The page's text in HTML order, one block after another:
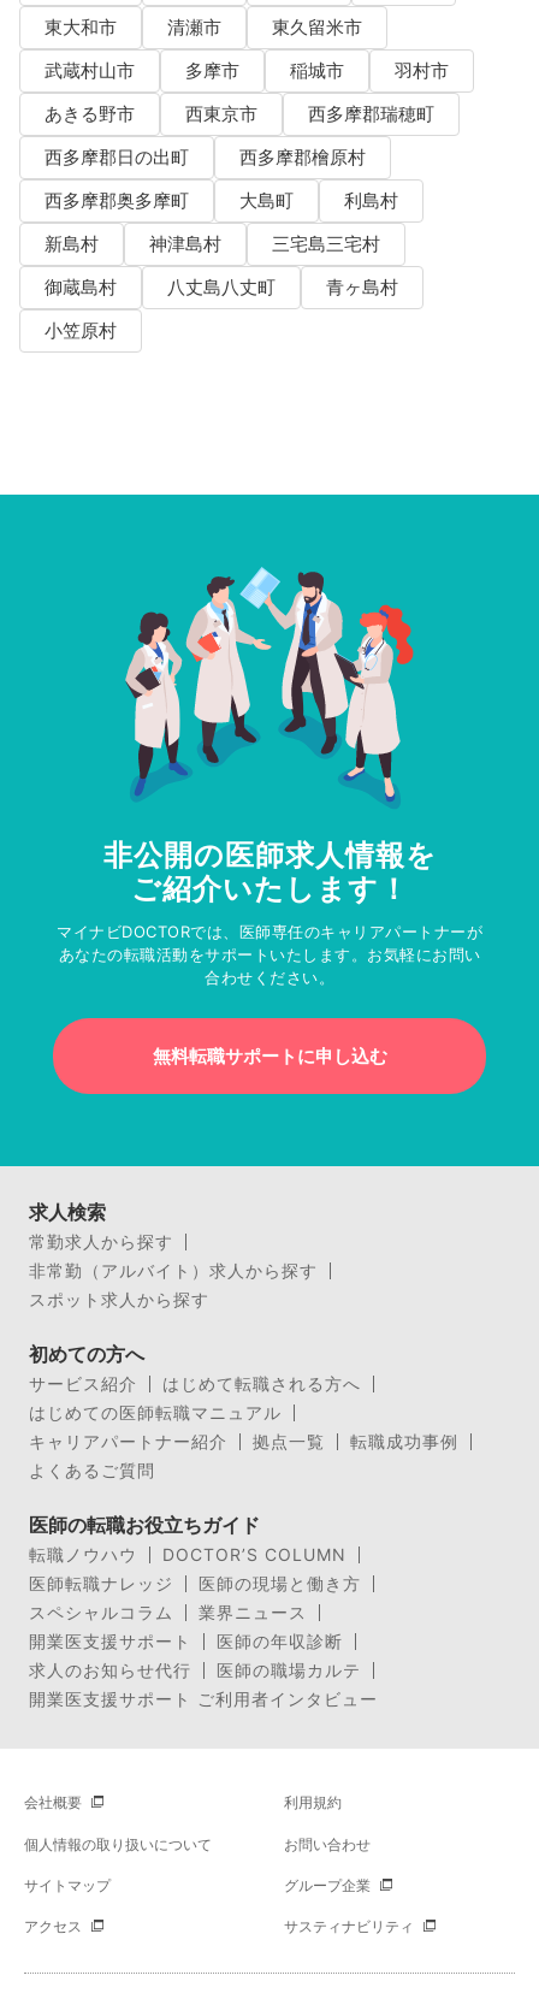
東大和市
清瀬市
東久留米市
武蔵村山市
多摩市 稲城市
羽村市
あきる野市
西東京市
西多摩郡瑞穂町
西多摩郡日の出町
西多摩郡檜原村
西多摩郡奥多摩町
大島町
利島村
新島村
神津島村
三宅島三宅村
御蔵島村
八丈島八丈町
青ヶ島村
小笠原村
非公開の医師求人情報を
ご紹介いたします！
マイナビDOCTORでは、医師専任のキャリアパートナーが
あなたの転職活動をサポートいたします。お気軽にお問い
合わせください。
無料転職サポートに申し込む
求人検索
常勤求人から探す
非常勤（アルバイト）求人から探す
スポット求人から探す
初めての方へ
サービス紹介
はじめて転職される方へ
はじめての医師転職マニュアル
キャリアパートナー紹介
拠点一覧
転職成功事例
よくあるご質問
医師の転職お役立ちガイド
転職ノウハウ
DOCTOR’S COLUMN
医師転職ナレッジ
医師の現場と働き方
スペシャルコラム
業界ニュース
開業医支援サポート
医師の年収診断
求人のお知らせ代行
医師の職場カルテ
開業医支援サポート ご利用者インタビュー
会社概要 利用規約
個人情報の取り扱いについて お問い合わせ
サイトマップ グループ企業
アクセス サスティナビリティ